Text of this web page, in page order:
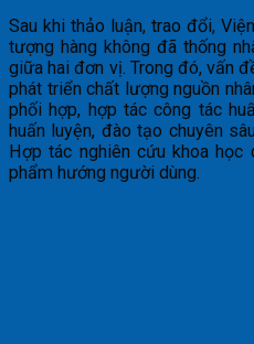
Sau khi thảo luận, trao đổi,
tượng hàng không đã thống
giữa hai đơn vị. Trong đó, vấn
phát triển chất lượng nguồn
phối hợp, hợp tác công tác
huấn luyện, đào tạo chuyên
Hợp tác nghiên cứu khoa học
phẩm hướng người dùng.